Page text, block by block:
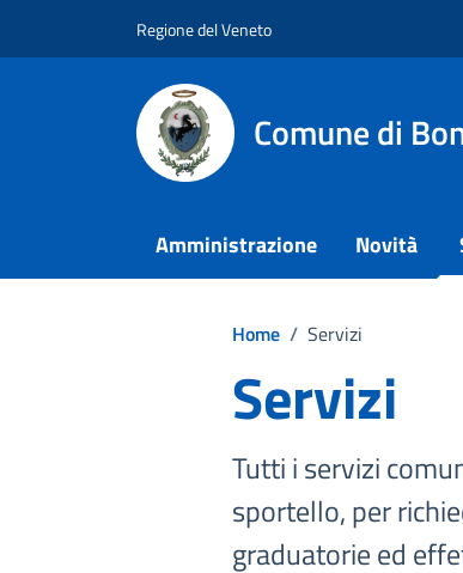
Regione del Veneto
Comune di
Amministrazione Novità
Home / Servizi
Servizi
Tutti i servizi
sportello, per
graduatorie ed